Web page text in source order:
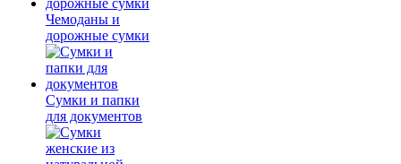
Чемоданы и
дорожные сумки
Сумки и папки
для документов